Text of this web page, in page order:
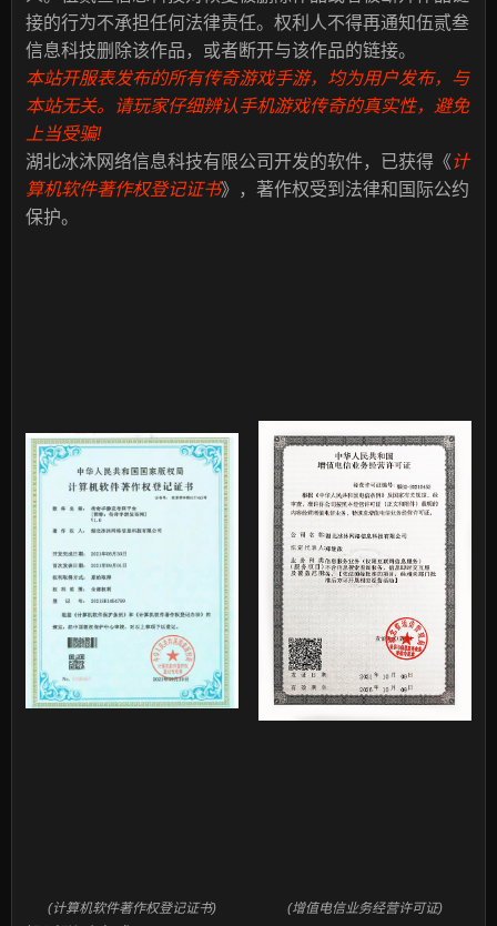
接的行为不承担任何法律责任。权利人不得再通知伍贰叁
信息科技删除该作品，或者断开与该作品的链接。
本站开服表发布的所有传奇游戏手游，均为用户发布，与
本站无关。请玩家仔细辨认手机游戏传奇的真实性，避免
上当受骗!
湖北冰沐网络信息科技有限公司开发的软件，已获得《计
算机软件著作权登记证书》，著作权受到法律和国际公约
保护。
(计算机软件著作权登记证书) (增值电信业务经营许可证)